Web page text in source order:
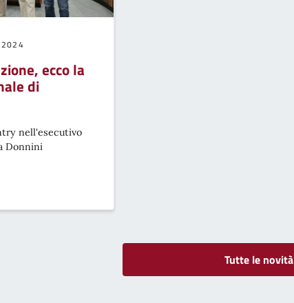
2024
ecco la
di
nell'esecutivo
Donnini
LA NUOVA GIUNTA COMUNALE DI FUCECCHIO}
Tutte le novità